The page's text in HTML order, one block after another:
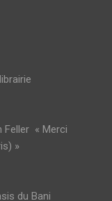
Feller « Merci
»
du Bani